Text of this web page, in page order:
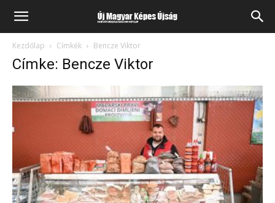
Kezdőlap Címkék Bencze Viktor
Címke: Bencze Viktor